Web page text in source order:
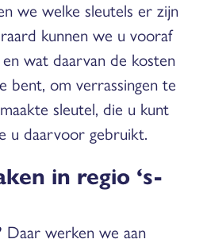
we welke sleutels er zijn
kunnen we u vooraf
wat daarvan de kosten
bent, om verrassingen te
sleutel, die u kunt
u daarvoor gebruikt.
in regio ‘s-
Daar werken we aan